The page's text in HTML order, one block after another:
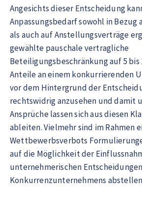
Angesichts dieser Entscheidung
Anpassungsbedarf sowohl in Bezug
als auch auf Anstellungsverträge
gewählte pauschale vertragliche
Beteiligungsbeschränkung auf 5 bis
Anteile an einem konkurrierenden
vor dem Hintergrund der
rechtswidrig anzusehen und damit
Ansprüche lassen sich aus diesen
ableiten. Vielmehr sind im Rahmen
Wettbewerbsverbots
auf die Möglichkeit der
unternehmerischen
Konkurrenzunternehmens